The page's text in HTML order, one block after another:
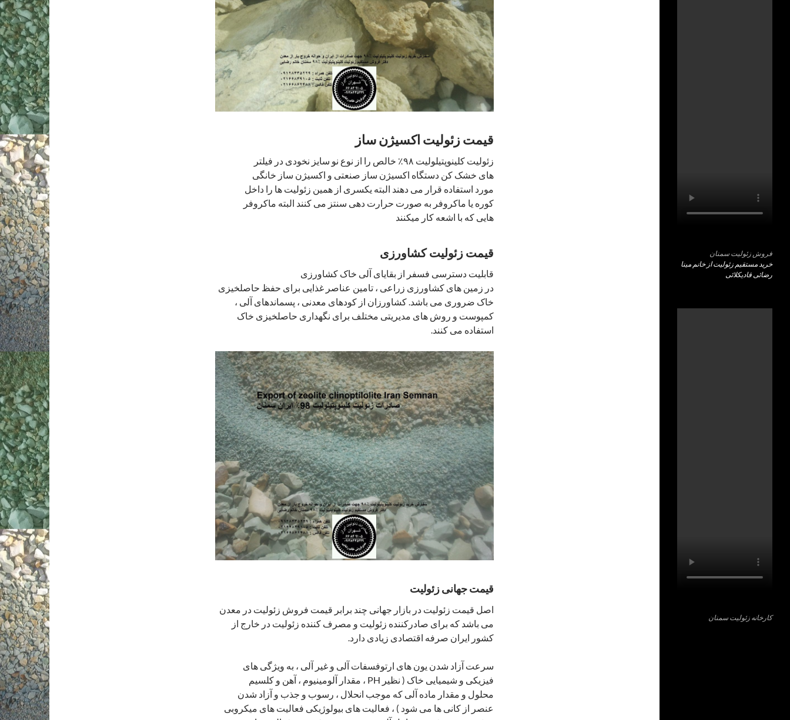
قیمت زئولیت اکسیژن ساز
زئولیت کلینوپتیلولیت ۹۸٪ خالص را از نوع نو سایز نخودی در فیلتر
های خشک کن دستگاه اکسیژن ساز صنعتی و اکسیژن ساز خانگی
مورد استفاده قرار می دهند البته یکسری از همین زئولیت ها را داخل
کوره یا ماکروفر به صورت حرارت دهی سنتز می کنند البته ماکروفر
هایی که با اشعه کار میکنند
قیمت زئولیت کشاورزی
قابلیت دسترسی فسفر از بقایای آلی خاک کشاورزی
در زمین های کشاورزی زراعی ، تامین عناصر غذایی برای حفظ حاصلخیزی
خاک ضروری می باشد. کشاورزان از کودهای معدنی ، پسماندهای آلی ،
کمپوست و روش های مدیریتی مختلف برای نگهداری حاصلخیزی خاک
استفاده می کنند.
قیمت جهانی زئولیت
اصل قیمت زئولیت در بازار جهانی چند برابر قیمت فروش زئولیت در معدن
می باشد که برای صادرکننده زئولیت و مصرف کننده زئولیت در خارج از
کشور ایران صرفه اقتصادی زیادی دارد.
سرعت آزاد شدن یون های ارتوفسفات آلی و غیر آلی ، به ویژگی های
فیزیکی و شیمیایی خاک ( نظیر PH ، مقدار آلومینیوم ، آهن و کلسیم
محلول و مقدار ماده آلی که موجب انحلال ، رسوب و جذب و آزاد شدن
عنصر از کانی ها می شود ) ، فعالیت های بیولوژیکی فعالیت های میکروبی
فروش زئولیت سمنان
خرید مستقیم زئولیت از خانم مینا
رضائی قادیکلائی
کارخانه زئولیت سمنان